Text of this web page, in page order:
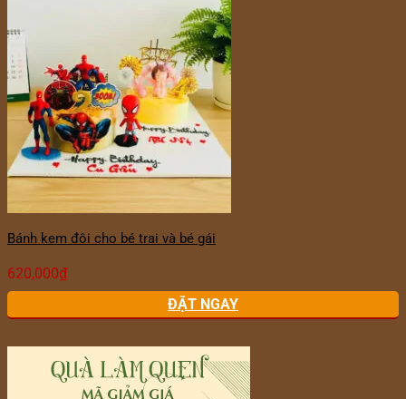
Bánh kem đôi cho bé trai và bé gái
620,000₫
ĐẶT NGAY